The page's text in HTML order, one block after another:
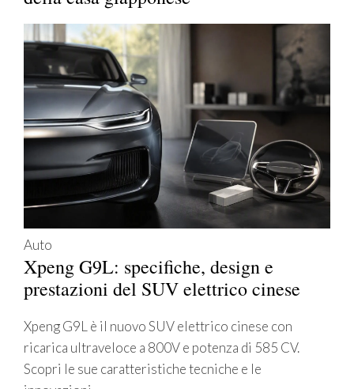
Auto
Xpeng G9L: specifiche, design e
prestazioni del SUV elettrico cinese
Xpeng G9L è il nuovo SUV elettrico cinese con
ricarica ultraveloce a 800V e potenza di 585 CV.
Scopri le sue caratteristiche tecniche e le